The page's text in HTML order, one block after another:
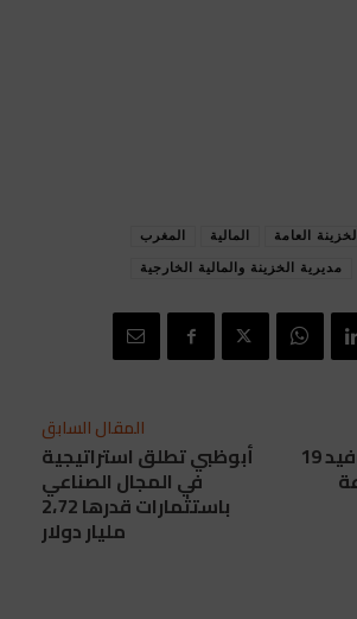
الخزينة العامة المالية المغرب
مديرية الخزينة والمالية الخارجية
المقال السابق
أبوظبي تطلق استراتيجية
في المجال الصناعي
باستثمارات قدرها 2،72
مليار دولار
9 وفيات بسبب كوفيد 19